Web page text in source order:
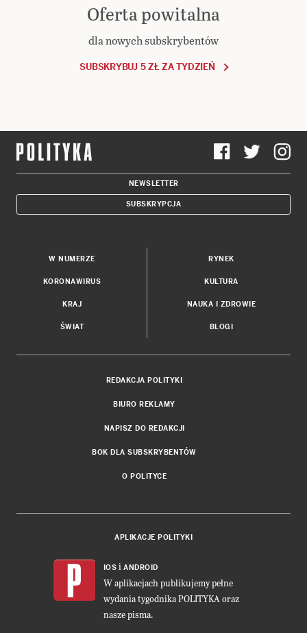
Oferta powitalna
dla nowych subskrybentów
SUBSKRYBUJ 5 ZŁ ZA TYDZIEŃ
NEWSLETTER
SUBSKRYPCJA
W NUMERZE
KORONAWIRUS
KRAJ
ŚWIAT
RYNEK
KULTURA
NAUKA I ZDROWIE
BLOGI
REDAKCJA POLITYKI
BIURO REKLAMY
NAPISZ DO REDAKCJI
BOK DLA SUBSKRYBENTÓW
O POLITYCE
APLIKACJE POLITYKI
IOS i ANDROID
W aplikacjach publikujemy pełne
wydania tygodnika POLITYKA oraz
nasze pisma.